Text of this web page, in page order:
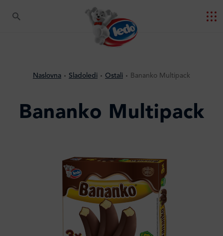
Naslovna Sladoledi Ostali Bananko Multipack
Bananko Multipack